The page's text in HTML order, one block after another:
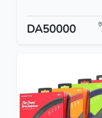
DA50000